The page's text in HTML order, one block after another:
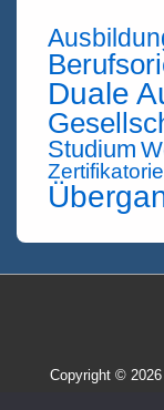
Duale
Studium
Copyright © 2026